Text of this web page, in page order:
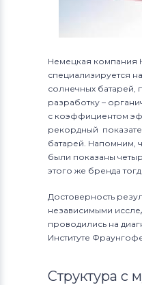
Немецкая компания
специализируется
солнечных батарей,
разработку –
с коэффициентом
рекордный
батарей. Напомним,
были показаны
этого же бренда
Достоверность
независимыми
проводились на
Институте
Структура с